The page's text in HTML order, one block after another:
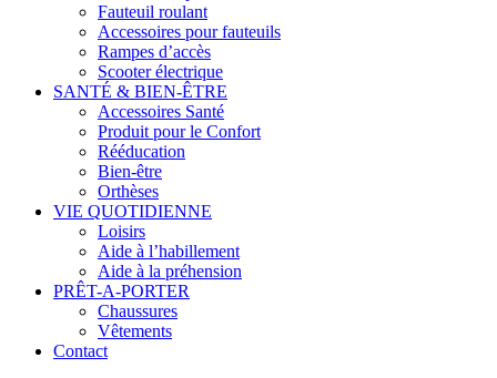
Fauteuil roulant
Accessoires pour fauteuils
Rampes d’accès
Scooter électrique
SANTÉ & BIEN-ÊTRE
Accessoires Santé
Produit pour le Confort
Rééducation
Bien-être
Orthèses
VIE QUOTIDIENNE
Loisirs
Aide à l’habillement
Aide à la préhension
PRÊT-A-PORTER
Chaussures
Vêtements
Contact